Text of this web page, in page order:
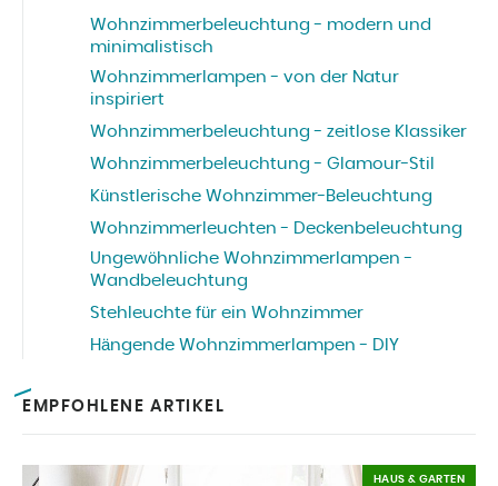
Wohnzimmerbeleuchtung - modern und
minimalistisch
Wohnzimmerlampen - von der Natur
inspiriert
Wohnzimmerbeleuchtung - zeitlose Klassiker
Wohnzimmerbeleuchtung - Glamour-Stil
Künstlerische Wohnzimmer-Beleuchtung
Wohnzimmerleuchten - Deckenbeleuchtung
Ungewöhnliche Wohnzimmerlampen -
Wandbeleuchtung
Stehleuchte für ein Wohnzimmer
Hängende Wohnzimmerlampen - DIY
EMPFOHLENE ARTIKEL
HAUS & GARTEN